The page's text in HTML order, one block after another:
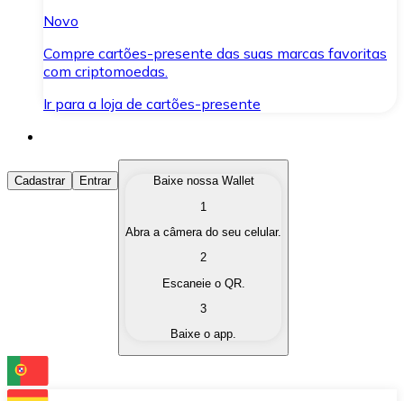
Novo
Compre cartões-presente das suas marcas favoritas
com criptomoedas.
Ir para a loja de cartões-presente
Comprar Criptomoedas
Compre as criptomoedas de seu interesse de forma
Converta suas criptomoedas em moeda fiduciária
Troque uma criptomoeda por outra
Cadastrar Entrar
Baixe nossa Wallet
1
Abra a câmera do seu celular.
2
Escaneie o QR.
3
Baixe o app.